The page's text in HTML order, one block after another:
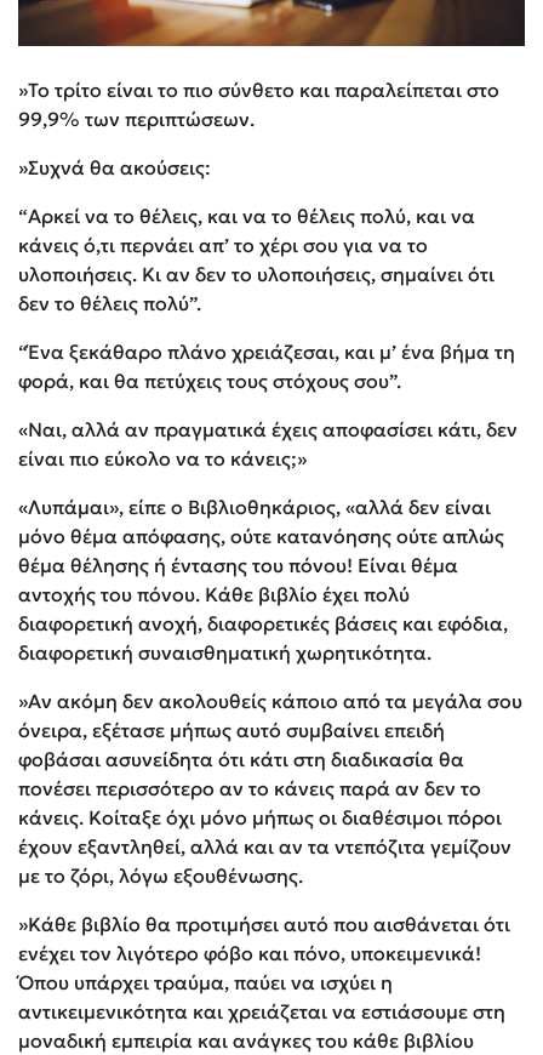
»Το τρίτο είναι το πιο σύνθετο και παραλείπεται στο
99,9% των περιπτώσεων.
»Συχνά θα ακούσεις:
“Αρκεί να το θέλεις, και να το θέλεις πολύ, και να
κάνεις ό,τι περνάει απ’ το χέρι σου για να το
υλοποιήσεις. Κι αν δεν το υλοποιήσεις, σημαίνει ότι
δεν το θέλεις πολύ”.
“Ένα ξεκάθαρο πλάνο χρειάζεσαι, και μ’ ένα βήμα τη
φορά, και θα πετύχεις τους στόχους σου”.
«Ναι, αλλά αν πραγματικά έχεις αποφασίσει κάτι, δεν
είναι πιο εύκολο να το κάνεις;»
«Λυπάμαι», είπε ο Βιβλιοθηκάριος, «αλλά δεν είναι
μόνο θέμα απόφασης, ούτε κατανόησης ούτε απλώς
θέμα θέλησης ή έντασης του πόνου! Είναι θέμα
αντοχής του πόνου. Κάθε βιβλίο έχει πολύ
διαφορετική ανοχή, διαφορετικές βάσεις και εφόδια,
διαφορετική συναισθηματική χωρητικότητα.
»Αν ακόμη δεν ακολουθείς κάποιο από τα μεγάλα σου
όνειρα, εξέτασε μήπως αυτό συμβαίνει επειδή
φοβάσαι ασυνείδητα ότι κάτι στη διαδικασία θα
πονέσει περισσότερο αν το κάνεις παρά αν δεν το
κάνεις. Κοίταξε όχι μόνο μήπως οι διαθέσιμοι πόροι
έχουν εξαντληθεί, αλλά και αν τα ντεπόζιτα γεμίζουν
με το ζόρι, λόγω εξουθένωσης.
»Κάθε βιβλίο θα προτιμήσει αυτό που αισθάνεται ότι
ενέχει τον λιγότερο φόβο και πόνο, υποκειμενικά!
Όπου υπάρχει τραύμα, παύει να ισχύει η
αντικειμενικότητα και χρειάζεται να εστιάσουμε στη
μοναδική εμπειρία και ανάγκες του κάθε βιβλίου